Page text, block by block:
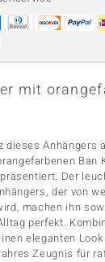
mit
dieses Anhängers
Ban
Der
der von
machen ihn
perfekt.
eleganten
Zeugnis für